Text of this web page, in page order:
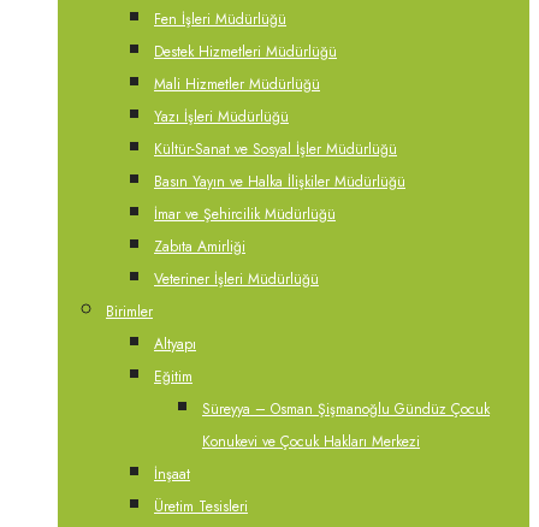
Fen İşleri Müdürlüğü
Destek Hizmetleri Müdürlüğü
Mali Hizmetler Müdürlüğü
Yazı İşleri Müdürlüğü
Kültür-Sanat ve Sosyal İşler Müdürlüğü
Basın Yayın ve Halka İlişkiler Müdürlüğü
İmar ve Şehircilik Müdürlüğü
Zabıta Amirliği
Veteriner İşleri Müdürlüğü
Birimler
Altyapı
Eğitim
Süreyya – Osman Şişmanoğlu Gündüz Çocuk
Konukevi ve Çocuk Hakları Merkezi
İnşaat
Üretim Tesisleri